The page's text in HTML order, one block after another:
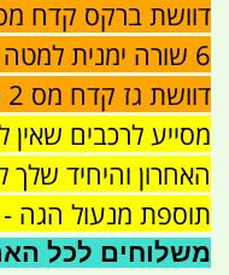
6 שורה ימנית למטה כבתמונה
דוושת גז קדח מס 2 מלמטה
מסייע לרכבים שאין
האחרון והיחיד
תוספת מנעול הגה -
משלוחים לכל הארץ